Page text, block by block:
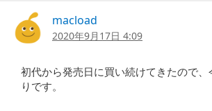
macload
2020年9月17日 4:09
初代から発売日に買い続けてきたので、
りです。